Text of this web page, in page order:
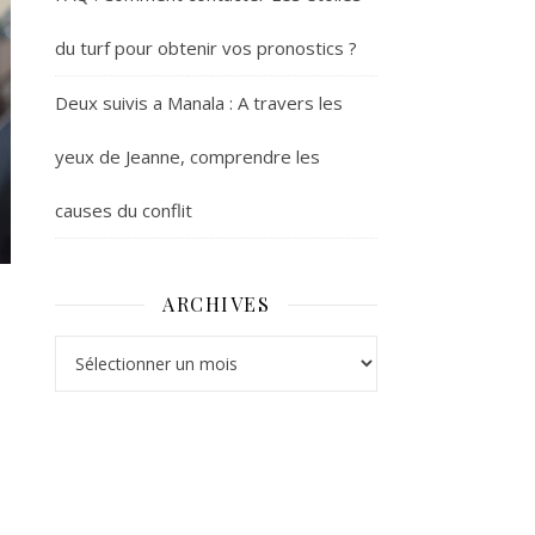
du turf pour obtenir vos pronostics ?
Deux suivis a Manala : A travers les
yeux de Jeanne, comprendre les
causes du conflit
ARCHIVES